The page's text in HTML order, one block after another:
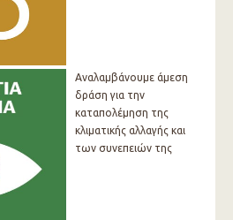
Αναλαμβάνουμε άμεση
δράση για την
καταπολέμηση της
κλιματικής αλλαγής και
των συνεπειών της